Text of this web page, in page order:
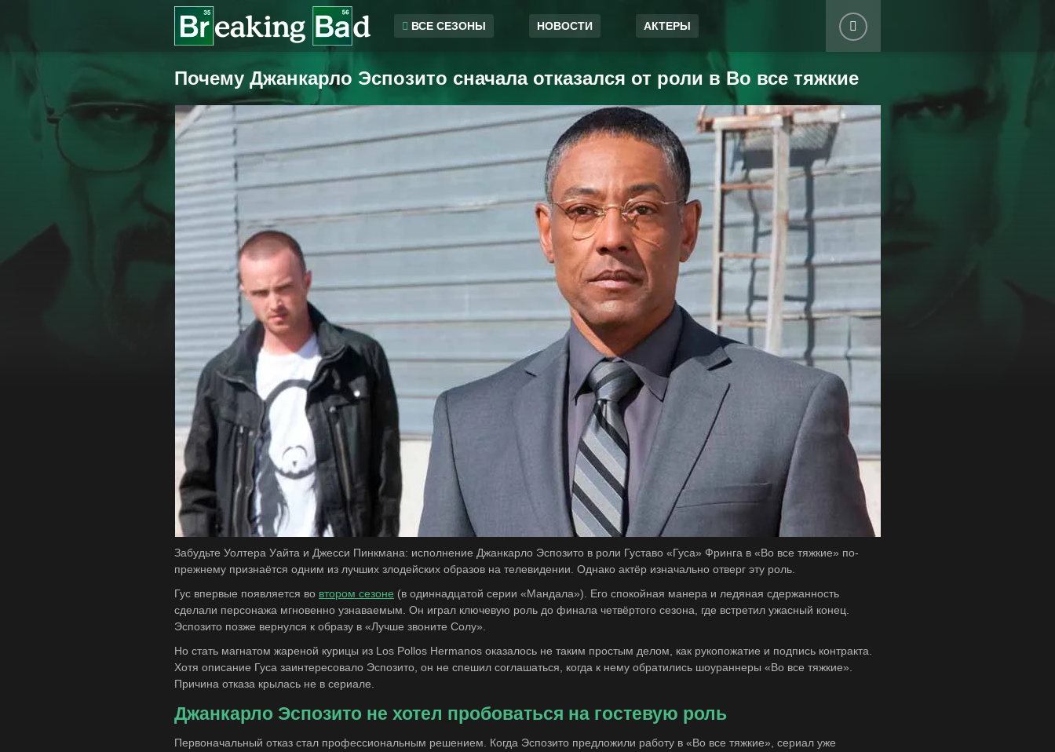
ВСЕ СЕЗОНЫ
5 сезон
El camino
НОВОСТИ АКТЕРЫ
Авторизация
Запомнить
ВОЙТИ НА САЙТ
Регистрация Восстановить пароль
Или войти через
Почему Джанкарло Эспозито сначала отказался от роли в Во все тяжкие
Забудьте Уолтера Уайта и Джесси Пинкмана: исполнение Джанкарло Эспозито в роли Густаво «Гуса» Фринга в «Во все тяжкие» по-
прежнему признаётся одним из лучших злодейских образов на телевидении. Однако актёр изначально отверг эту роль.
Гус впервые появляется во втором сезоне (в одиннадцатой серии «Мандала»). Его спокойная манера и ледяная сдержанность
сделали персонажа мгновенно узнаваемым. Он играл ключевую роль до финала четвёртого сезона, где встретил ужасный конец.
Эспозито позже вернулся к образу в «Лучше звоните Солу».
Но стать магнатом жареной курицы из Los Pollos Hermanos оказалось не таким простым делом, как рукопожатие и подпись контракта.
Хотя описание Гуса заинтересовало Эспозито, он не спешил соглашаться, когда к нему обратились шоураннеры «Во все тяжкие».
Причина отказа крылась не в сериале.
Джанкарло Эспозито не хотел пробоваться на гостевую роль
Первоначальный отказ стал профессиональным решением. Когда Эспозито предложили работу в «Во все тяжкие», сериал уже